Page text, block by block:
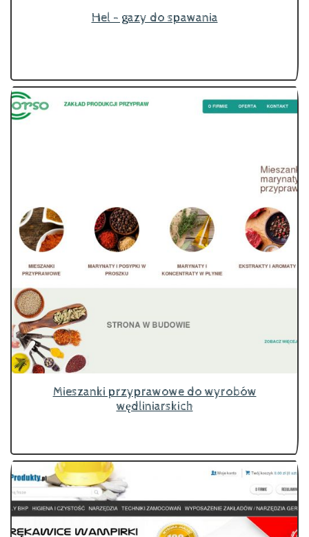
Hel - gazy do spawania
Mieszanki przyprawowe do wyrobów
wędliniarskich